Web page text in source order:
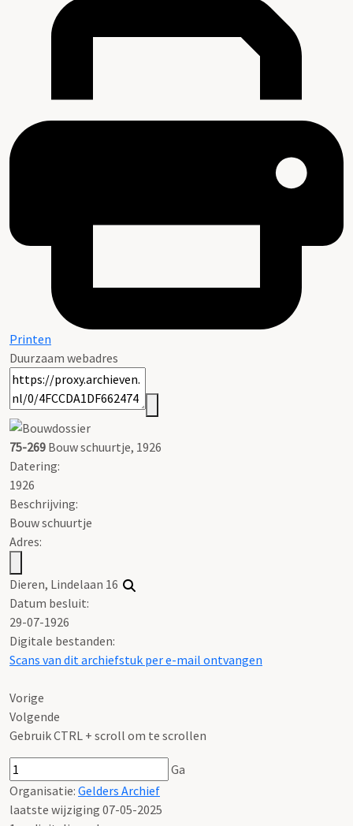
Printen
Duurzaam webadres
75-269 Bouw schuurtje, 1926
Datering:
1926
Beschrijving:
Bouw schuurtje
Adres:
Dieren, Lindelaan 16
Datum besluit:
29-07-1926
Digitale bestanden:
Scans van dit archiefstuk per e-mail ontvangen
Vorige
Volgende
Gebruik CTRL + scroll om te scrollen
Ga
Organisatie: Gelders Archief
laatste wijziging 07-05-2025